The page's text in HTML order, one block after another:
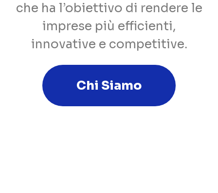
che ha l’obiettivo di rendere le
imprese più efficienti,
innovative e competitive.
Chi Siamo